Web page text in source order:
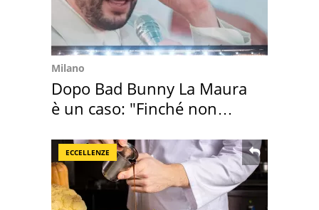
Milano
Dopo Bad Bunny La Maura
è un caso: "Finché non
ECCELLENZE